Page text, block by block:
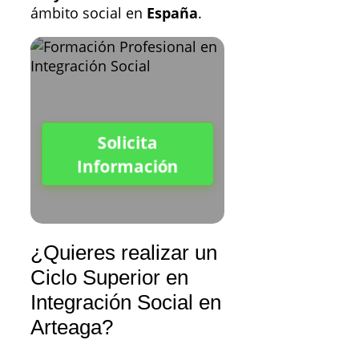
ámbito social en España.
Solicita
Información
¿Quieres realizar un
Ciclo Superior en
Integración Social en
Arteaga?